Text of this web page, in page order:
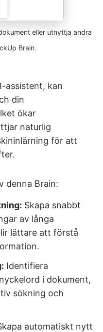
eller utnyttja andra
Brain.
assistent, kan
din
ökar
naturlig
för att
denna Brain:
Skapa snabbt
av långa
lättare att förstå
Identifiera
i dokument,
sökning och
automatiskt nytt